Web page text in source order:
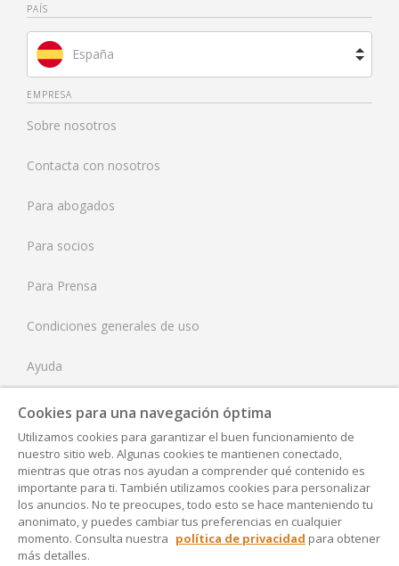
PAÍS
España
Francia
Países Bajos
Reino Unido
Estados Unidos
EMPRESA
Sobre nosotros
Contacta con nosotros
Para abogados
Para socios
Para Prensa
Condiciones generales de uso
Ayuda
Tarifas
Aviso Legal
Política de Privacidad
Accesibilidad
Cookies para una navegación óptima
Utilizamos cookies para garantizar el buen funcionamiento de
nuestro sitio web. Algunas cookies te mantienen conectado,
mientras que otras nos ayudan a comprender qué contenido es
importante para ti. También utilizamos cookies para personalizar
los anuncios. No te preocupes, todo esto se hace manteniendo tu
anonimato, y puedes cambiar tus preferencias en cualquier
momento. Consulta nuestra política de privacidad para obtener
más detalles.